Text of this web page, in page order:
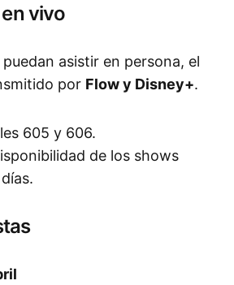
vivo
asistir en persona, el
por Flow y Disney+.
605 y 606.
de los shows